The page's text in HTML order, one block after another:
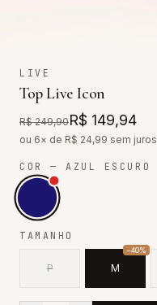
LIVE
Top Live Icon
R$ 249,90R$ 149,94
ou 6× de R$ 24,99 sem juros
COR — AZUL ESCURO
TAMANHO
P M
−40%